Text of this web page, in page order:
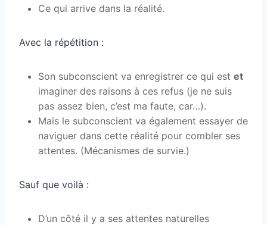
Ce qui arrive dans la réalité.
Avec la répétition :
Son subconscient va enregistrer ce qui est et
imaginer des raisons à ces refus (je ne suis
pas assez bien, c’est ma faute, car…).
Mais le subconscient va également essayer de
naviguer dans cette réalité pour combler ses
attentes. (Mécanismes de survie.)
Sauf que voilà :
D’un côté il y a ses attentes naturelles